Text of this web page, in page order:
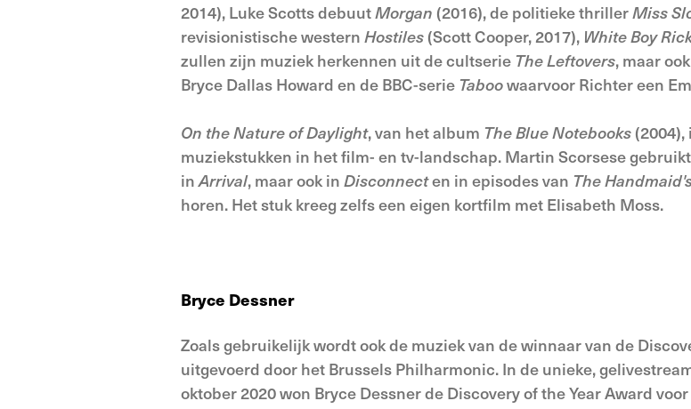
2014), Luke Scotts debuutMorgan (2016), de politieke thrillerMiss
revisionistische western Hostiles (Scott Cooper, 2017), White Boy
zullen zijn muziek herkennen uit de cultserie The Leftovers, maar
Bryce Dallas Howard en de BBC-serie Taboowaarvoor Richter een
On the Nature of Daylight, van het album The Blue Notebooks
muziekstukken in het film- en tv-landschap. Martin Scorsese
inArrival, maar ook in Disconnecten in episodes van The
horen. Het stuk kreeg zelfs een eigen kortfilm met Elisabeth Moss.
Bryce Dessner
Zoals gebruikelijk wordt ook de muziek van de winnaar van de
uitgevoerd door het Brussels Philharmonic. In de unieke,
oktober 2020 won Bryce Dessner de Discovery of the Year Award